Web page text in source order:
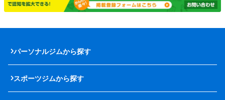
パーソナルジムから探す
スポーツジムから探す